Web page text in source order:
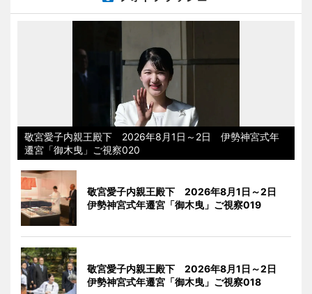
敬宮愛子内親王殿下 2026年8月1日～2日 伊勢神宮式年
遷宮「御木曳」ご視察020
敬宮愛子内親王殿下 2026年8月1日～2日
伊勢神宮式年遷宮「御木曳」ご視察019
敬宮愛子内親王殿下 2026年8月1日～2日
伊勢神宮式年遷宮「御木曳」ご視察018